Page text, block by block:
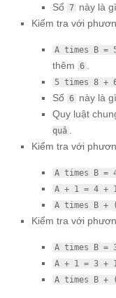
Số 7 này là
Kiểm tra với
A times B =
thêm 6
5 times 8 +
Số 6 này là
Quy luật
quả
Kiểm tra với
A times B =
A + 1 = 4 +
A times B +
Kiểm tra với
A times B =
A + 1 = 3 +
A times B +